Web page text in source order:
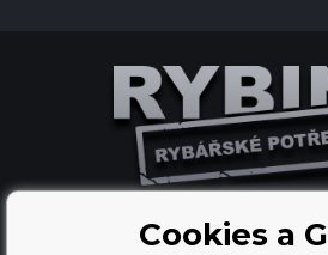
Ecommerce
Cookies a